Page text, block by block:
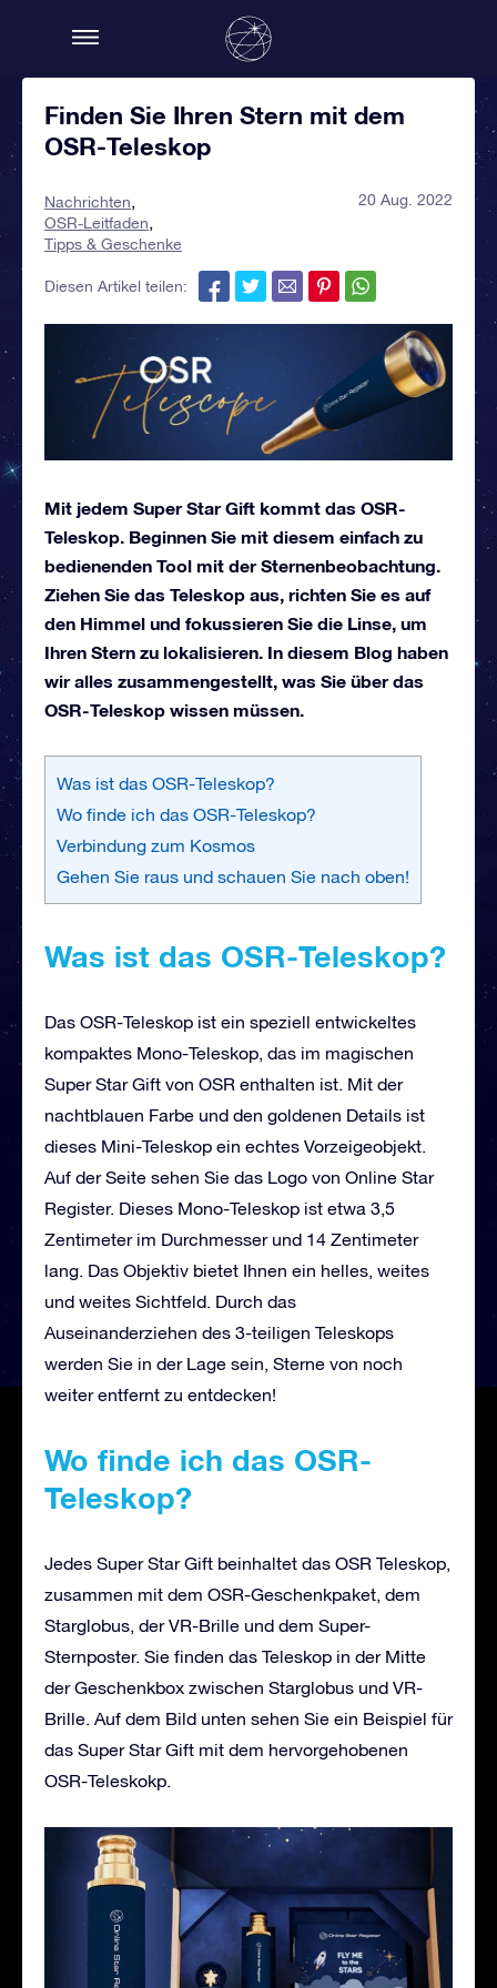
Finden Sie Ihren Stern mit dem
OSR-Teleskop
Nachrichten
OSR-Leitfaden
Tipps & Geschenke
20 Aug. 2022
Diesen Artikel teilen:
Mit jedem Super Star Gift kommt das OSR-
Teleskop. Beginnen Sie mit diesem einfach zu
bedienenden Tool mit der Sternenbeobachtung.
Ziehen Sie das Teleskop aus, richten Sie es auf
den Himmel und fokussieren Sie die Linse, um
Ihren Stern zu lokalisieren. In diesem Blog haben
wir alles zusammengestellt, was Sie über das
OSR-Teleskop wissen müssen.
Was ist das OSR-Teleskop?
Wo finde ich das OSR-Teleskop?
Verbindung zum Kosmos
Gehen Sie raus und schauen Sie nach oben!
Was ist das OSR-Teleskop?
Das OSR-Teleskop ist ein speziell entwickeltes
kompaktes Mono-Teleskop, das im magischen
Super Star Gift von OSR enthalten ist. Mit der
nachtblauen Farbe und den goldenen Details ist
dieses Mini-Teleskop ein echtes Vorzeigeobjekt.
Auf der Seite sehen Sie das Logo von Online Star
Register. Dieses Mono-Teleskop ist etwa 3,5
Zentimeter im Durchmesser und 14 Zentimeter
lang. Das Objektiv bietet Ihnen ein helles, weites
und weites Sichtfeld. Durch das
Auseinanderziehen des 3-teiligen Teleskops
werden Sie in der Lage sein, Sterne von noch
weiter entfernt zu entdecken!
Wo finde ich das OSR-
Teleskop?
Jedes Super Star Gift beinhaltet das OSR Teleskop,
zusammen mit dem OSR-Geschenkpaket, dem
Starglobus, der VR-Brille und dem Super-
Sternposter. Sie finden das Teleskop in der Mitte
der Geschenkbox zwischen Starglobus und VR-
Brille. Auf dem Bild unten sehen Sie ein Beispiel für
das Super Star Gift mit dem hervorgehobenen
OSR-Teleskokp.